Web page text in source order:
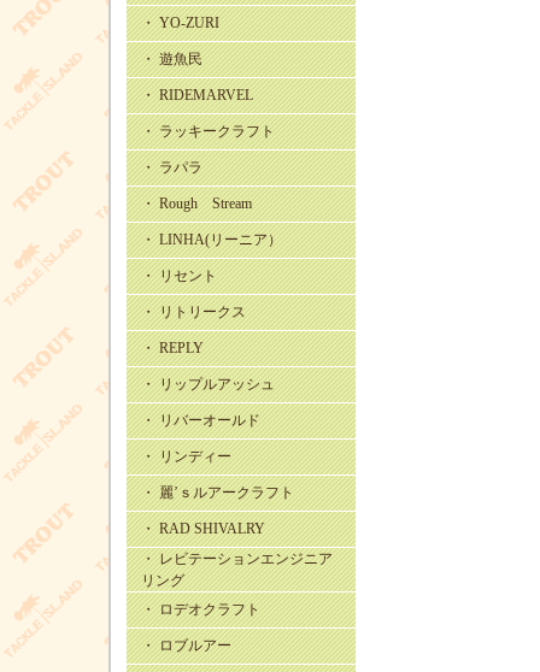
・ YO-ZURI
・ 遊魚民
・ RIDEMARVEL
・ ラッキークラフト
・ ラパラ
・ Rough Stream
・ LINHA(リーニア）
・ リセント
・ リトリークス
・ REPLY
・ リップルアッシュ
・ リバーオールド
・ リンディー
・ 麗’ｓルアークラフト
・ RAD SHIVALRY
・ レビテーションエンジニア
リング
・ ロデオクラフト
・ ロブルアー